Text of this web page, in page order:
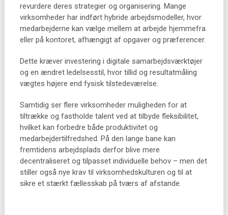
revurdere deres strategier og organisering. Mange
virksomheder har indført hybride arbejdsmodeller, hvor
medarbejderne kan vælge mellem at arbejde hjemmefra
eller på kontoret, afhængigt af opgaver og præferencer.
Dette kræver investering i digitale samarbejdsværktøjer
og en ændret ledelsesstil, hvor tillid og resultatmåling
vægtes højere end fysisk tilstedeværelse.
Samtidig ser flere virksomheder muligheden for at
tiltrække og fastholde talent ved at tilbyde fleksibilitet,
hvilket kan forbedre både produktivitet og
medarbejdertilfredshed. På den lange bane kan
fremtidens arbejdsplads derfor blive mere
decentraliseret og tilpasset individuelle behov – men det
stiller også nye krav til virksomhedskulturen og til at
sikre et stærkt fællesskab på tværs af afstande.